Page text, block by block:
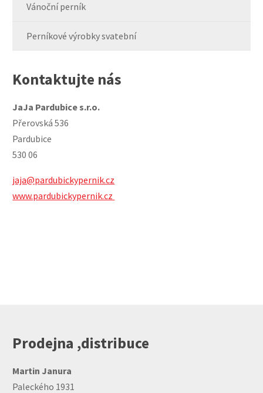
Vánoční perník
Perníkové výrobky svatební
Kontaktujte nás
JaJa Pardubice s.r.o.
Přerovská 536
Pardubice
530 06
jaja@pardubickypernik.cz
www.pardubickypernik.cz
Prodejna ,distribuce
Martin Janura
Paleckého 1931